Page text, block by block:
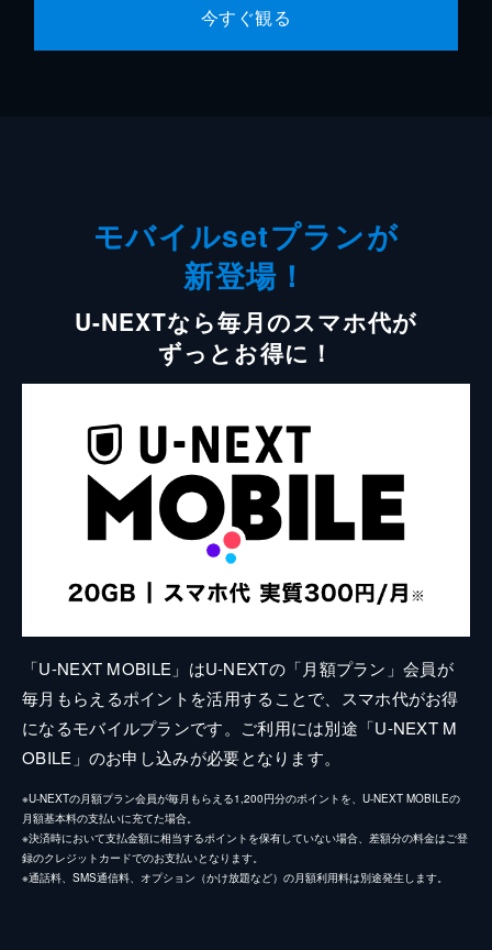
今すぐ観る
モバイルsetプランが
新登場！
U-NEXTなら毎月のスマホ代が
ずっとお得に！
「U-NEXT MOBILE」はU-NEXTの「月額プラン」会員が
毎月もらえるポイントを活用することで、スマホ代がお得
になるモバイルプランです。ご利用には別途「U-NEXT M
OBILE」のお申し込みが必要となります。
※U-NEXTの月額プラン会員が毎月もらえる1,200円分のポイントを、U-NEXT MOBILEの
月額基本料の支払いに充てた場合。
※決済時において支払金額に相当するポイントを保有していない場合、差額分の料金はご登
録のクレジットカードでのお支払いとなります。
※通話料、SMS通信料、オプション（かけ放題など）の月額利用料は別途発生します。